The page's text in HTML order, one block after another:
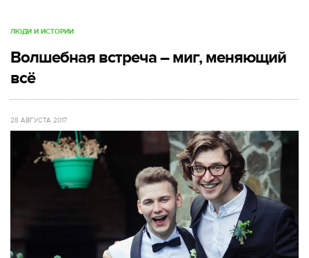
ЛЮДИ И ИСТОРИИ
Волшебная встреча – миг, меняющий
всё
28 АВГУСТА 2017